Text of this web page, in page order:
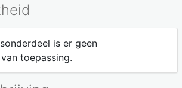
is er geen
toepassing.